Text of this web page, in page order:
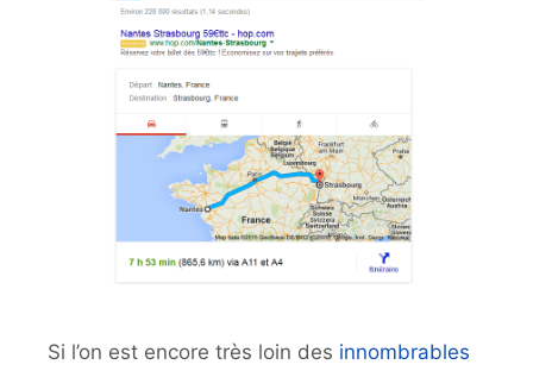
Si l’on est encore très loin des innombrables